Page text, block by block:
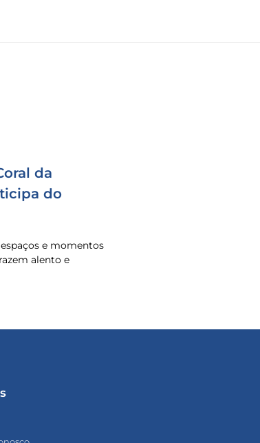
da
do
e momentos
alento e